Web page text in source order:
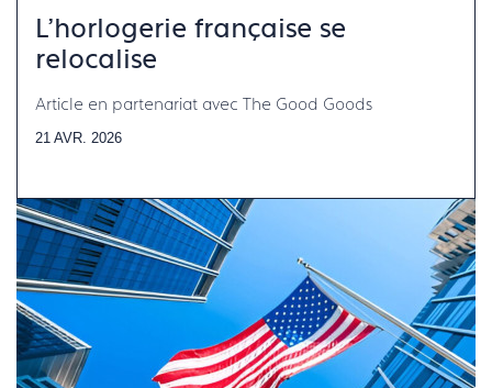
L'horlogerie française se
relocalise
Article en partenariat avec The Good Goods
21 AVR. 2026